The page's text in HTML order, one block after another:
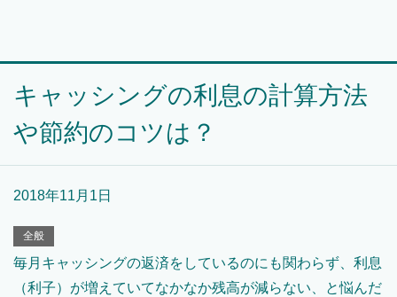
キャッシングの利息の計算方法
や節約のコツは？
2018年11月1日
全般
毎月キャッシングの返済をしているのにも関わらず、利息
（利子）が増えていてなかなか残高が減らない、と悩んだ